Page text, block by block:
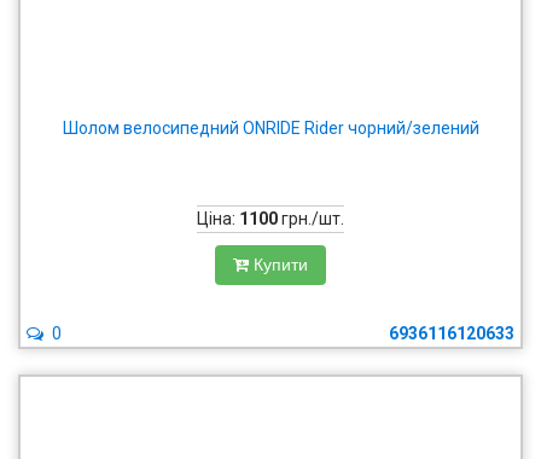
Шолом велосипедний ONRIDE Rider чорний/зелений
Ціна: 1100грн./шт.
Купити
6936116120633
0